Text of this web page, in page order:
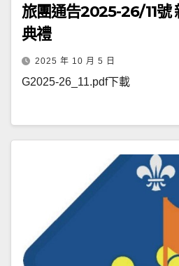
旅團通告2025-26/11號
典禮
2025 年 10 月 5 日
G2025-26_11.pdf下載